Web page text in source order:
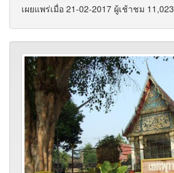
เผยแพร่เมื่อ 21-02-2017 ผู้เช้าชม 11,023